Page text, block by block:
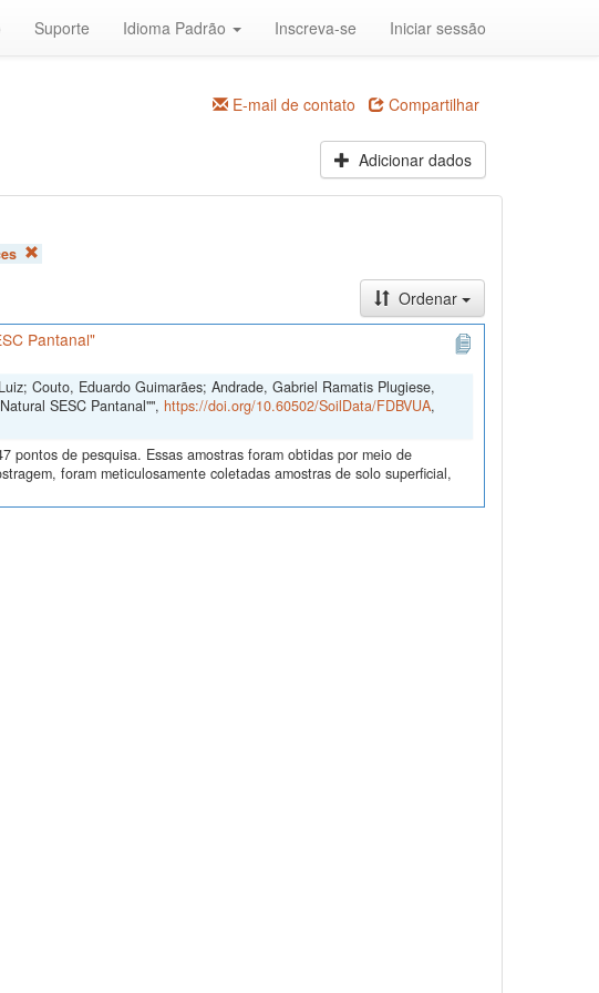
Suporte Idioma Padrão Inscreva-se Iniciar sessão
E-mail de contato Compartilhar
Adicionar dados
Ordenar
Pantanal"
Couto, Eduardo Guimarães; Andrade, Gabriel Ramatis Plugiese,
SESC Pantanal"", https://doi.org/10.60502/SoilData/FDBVUA,
pontos de pesquisa. Essas amostras foram obtidas por meio de
foram meticulosamente coletadas amostras de solo superficial,